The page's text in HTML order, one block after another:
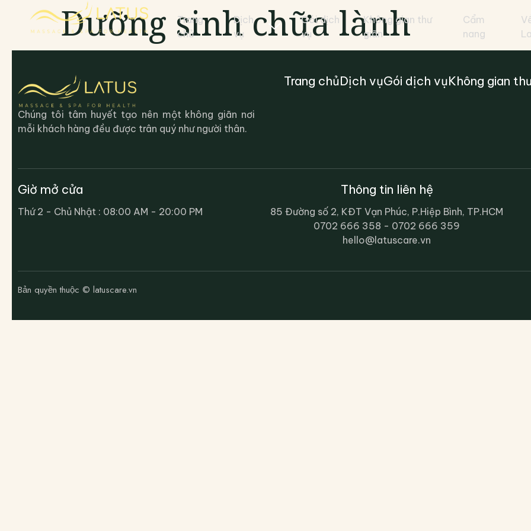
Trang
chủ
Dịch
vụ
Gói dịch
vụ
Không gian thư
giãn
Cẩm
nang
Dưỡng sinh chữa lành
Chúng tôi tâm huyết tạo nên một không giãn nơi
mỗi khách hàng đều được trân quý như người thân.
Trang chủDịch vụGói dịch vụKhông gian
Giờ mở cửa
Thứ 2 - Chủ Nhật : 08:00 AM - 20:00 PM
Thông tin liên hệ
85 Đường số 2, KĐT Vạn Phúc, P.Hiệp Bình, TP.HCM
0702 666 358 - 0702 666 359
hello@latuscare.vn
Bản quyền thuộc © latuscare.vn